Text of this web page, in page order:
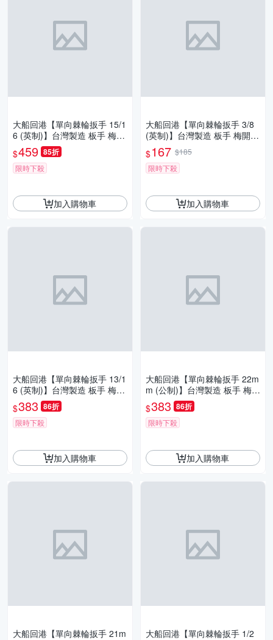
大船回港【單向棘輪扳手 15/1
6 (英制)】台灣製造 板手 梅開
扳手 梅花扳手 開口扳手 維修
工具
$459 85折
限時下殺
加入購物車
大船回港【單向棘輪扳手 3/8
(英制)】台灣製造 板手 梅開扳
手 梅花扳手 開口扳手 維修工
具
$167 $185
限時下殺
加入購物車
大船回港【單向棘輪扳手 13/1
6 (英制)】台灣製造 板手 梅開
扳手 梅花扳手 開口扳手 維修
工具
$383 86折
限時下殺
加入購物車
大船回港【單向棘輪扳手 22m
m (公制)】台灣製造 板手 梅開
扳手 梅花扳手 開口扳手 維修
工具
$383 86折
限時下殺
加入購物車
大船回港【單向棘輪扳手 21m
大船回港【單向棘輪扳手 1/2